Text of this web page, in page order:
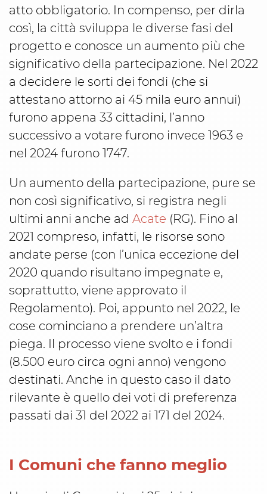
atto obbligatorio. In compenso, per dirla
così, la città sviluppa le diverse fasi del
progetto e conosce un aumento più che
significativo della partecipazione. Nel 2022
a decidere le sorti dei fondi (che si
attestano attorno ai 45 mila euro annui)
furono appena 33 cittadini, l’anno
successivo a votare furono invece 1963 e
nel 2024 furono 1747.
Un aumento della partecipazione, pure se
non così significativo, si registra negli
ultimi anni anche ad Acate (RG). Fino al
2021 compreso, infatti, le risorse sono
andate perse (con l’unica eccezione del
2020 quando risultano impegnate e,
soprattutto, viene approvato il
Regolamento). Poi, appunto nel 2022, le
cose cominciano a prendere un’altra
piega. Il processo viene svolto e i fondi
(8.500 euro circa ogni anno) vengono
destinati. Anche in questo caso il dato
rilevante è quello dei voti di preferenza
passati dai 31 del 2022 ai 171 del 2024.
I Comuni che fanno meglio